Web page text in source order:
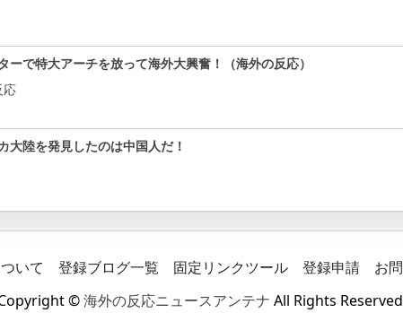
で特大アーチを放って海外大興奮！（海外の反応）
大陸を発見したのは中国人だ！
いて 登録ブログ一覧 固定リンクツール 登録申請
お
©海外の反応ニュースアンテナ All Rights